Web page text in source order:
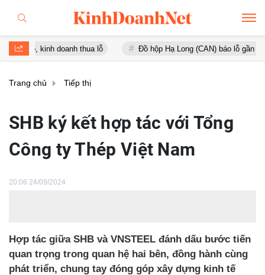
doanh thua lỗ Đồ hộp Hạ Long (CAN) báo lỗ gần 16 tỷ đồng,
Trang chủ Tiếp thị
SHB ký kết hợp tác với Tổng
Công ty Thép Việt Nam
20:06 24/09/2024
Hợp tác giữa SHB và VNSTEEL đánh dấu bước tiến
quan trọng trong quan hệ hai bên, đồng hành cùng
phát triển, chung tay đóng góp xây dựng kinh tế